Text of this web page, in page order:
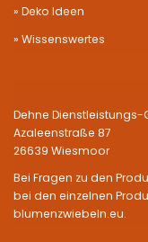
Deko Ideen
Wissenswertes
Dehne Dienstleistungs-
Azaleenstraße 87
26639 Wiesmoor
Bei Fragen zu den
bei den einzelnen
blumenzwiebeln.eu.